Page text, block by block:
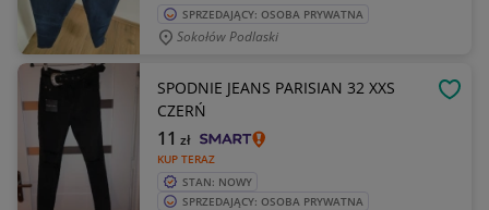
SPRZEDAJĄCY: OSOBA PRYWATNA
Sokołów Podlaski
SPODNIE JEANS PARISIAN 32 XXS
CZERŃ
KUP TERAZ
11 zł
STAN: NOWY
SPRZEDAJĄCY: OSOBA PRYWATNA